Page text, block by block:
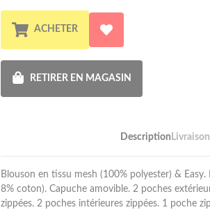
ACHETER
RETIRER EN MAGASIN
Description
Blouson en tissu mesh (100% polyester) &
8% coton). Capuche amovible. 2 poches
zippées. 2 poches intérieures zippées. 1 poche